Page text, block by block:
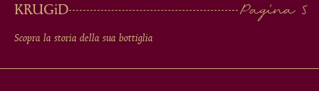
KRUGiD
Scopra la storia della sua bottiglia